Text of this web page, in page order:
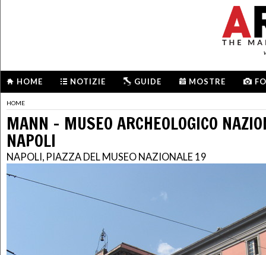
HOME NOTIZIE GUIDE MOSTRE
HOME
MANN - MUSEO ARCHEOLOGICO
NAPOLI
NAPOLI, PIAZZA DEL MUSEO NAZIONALE 19